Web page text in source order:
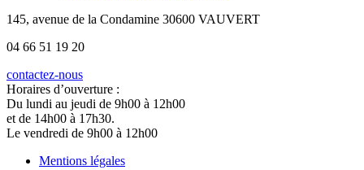
145, avenue de la Condamine 30600 VAUVERT
04 66 51 19 20
contactez-nous
Horaires d’ouverture :
Du lundi au jeudi de 9h00 à 12h00
et de 14h00 à 17h30.
Le vendredi de 9h00 à 12h00
Mentions légales